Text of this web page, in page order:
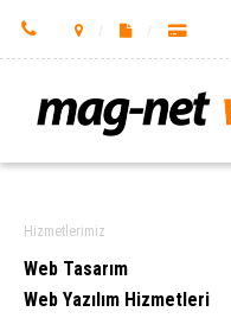
Hizmetlerimiz
Web Tasarım
Web Yazılım Hizmetleri